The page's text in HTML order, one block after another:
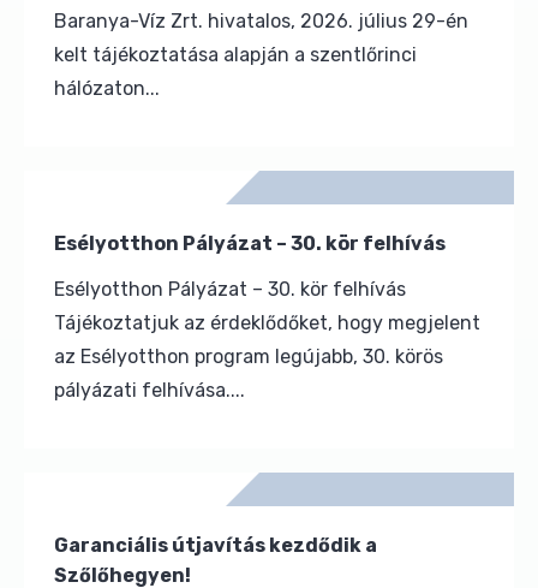
Baranya-Víz Zrt. hivatalos, 2026. július 29-én
kelt tájékoztatása alapján a szentlőrinci
hálózaton...
Esélyotthon Pályázat – 30. kör felhívás
Esélyotthon Pályázat – 30. kör felhívás
Tájékoztatjuk az érdeklődőket, hogy megjelent
az Esélyotthon program legújabb, 30. körös
pályázati felhívása....
Garanciális útjavítás kezdődik a
Szőlőhegyen!